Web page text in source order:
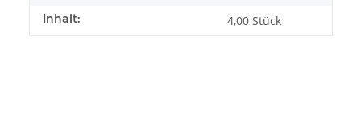
Inhalt: 4,00 Stück